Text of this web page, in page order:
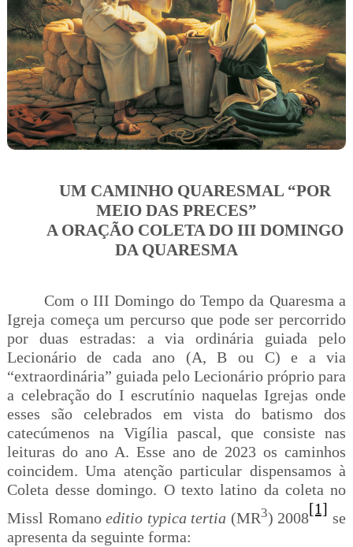
UM CAMINHO QUARESMAL “POR
MEIO DAS PRECES”
A ORAÇÃO COLETA DO III DOMINGO
DA QUARESMA
Com o III Domingo do Tempo da Quaresma a
Igreja começa um percurso que pode ser percorrido
por duas estradas: a via ordinária guiada pelo
Lecionário de cada ano (A, B ou C) e a via
“extraordinária” guiada pelo Lecionário próprio para
a celebração do I escrutínio naquelas Igrejas onde
esses são celebrados em vista do batismo dos
catecúmenos na Vigília pascal, que consiste nas
leituras do ano A. Esse ano de 2023 os caminhos
coincidem. Uma atenção particular dispensamos à
Coleta desse domingo. O texto latino da coleta no
Missl Romanoeditio typica tertia (MR3) 2008
[1]
se
apresenta da seguinte forma: